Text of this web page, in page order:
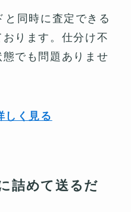
同時に査定できる
ります。仕分け不
でも問題ありませ
しく見る
詰めて送るだ